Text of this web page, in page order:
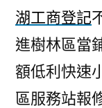
湖工商登記
進樹林區當
額低利快速
區服務站報